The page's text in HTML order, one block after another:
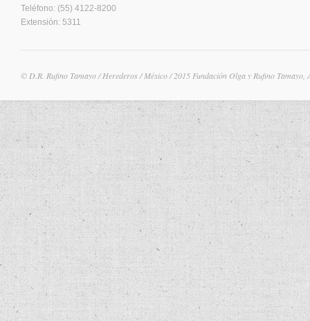
Teléfono: (55) 4122-8200
Extensión: 5311
© D.R. Rufino Tamayo / Herederos / México / 2015 Fundación Olga y Rufino Tamayo,